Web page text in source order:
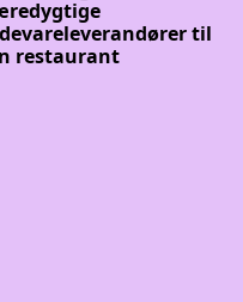
til
restaurant